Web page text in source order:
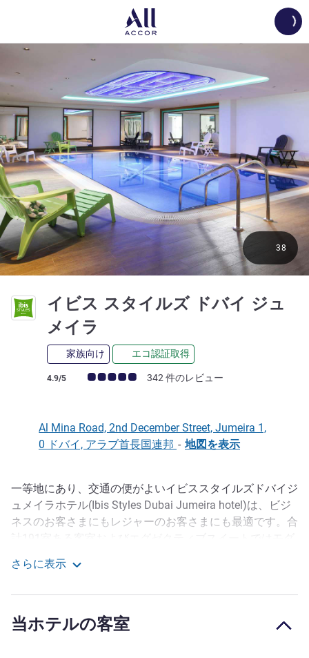
イビス スタイルズ ドバイ ジュ
メイラ
家族向け エコ認証取得
お客さまの声 (確認済みレビュー アコーホテルズ)
4.9/5 342 件のレビュー
38
Al Mina Road, 2nd December Street, Jumeira 1,
0 ドバイ, アラブ首長国連邦 - 地図を表示
説明
一等地にあり、交通の便がよいイビススタイルズドバイジ
ュメイラホテル(Ibis Styles Dubai Jumeira hotel)は、ビジ
ネスのお客さまにもレジャーのお客さまにも最適です。合
ンでシックなインテリアが施された空間をお楽しみくださ
い。また各部屋には、薄型TV、個別のセーフティボック
お客さまのために、設備の整ったジムと温度調節された屋
さらに表示
当ホテルの客室